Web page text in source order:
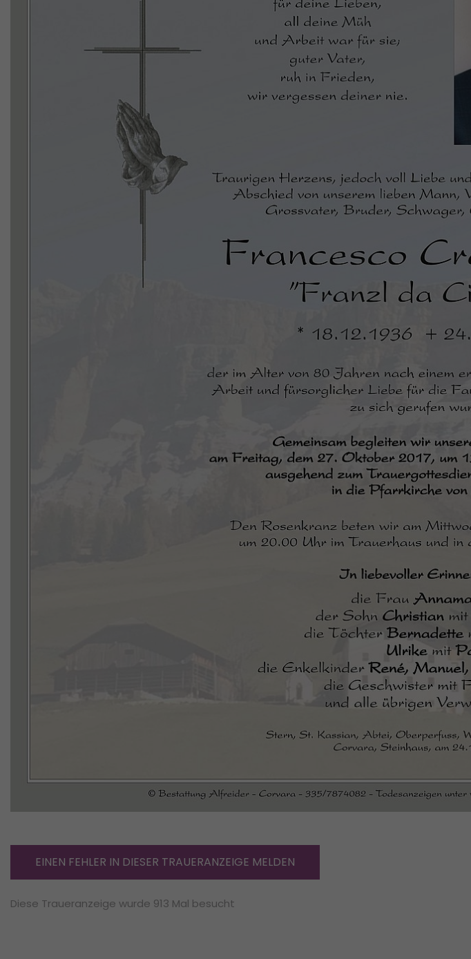
EINEN FEHLER IN DIESER TRAUERANZEIGE MELDEN
Diese Traueranzeige wurde 913 Mal besucht